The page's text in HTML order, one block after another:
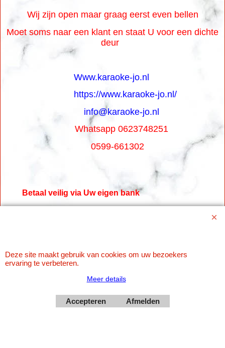
Wij zijn open maar graag eerst even bellen
Moet soms naar een klant en staat U voor een dichte
deur
Www.karaoke-jo.nl
https://www.karaoke-jo.nl/
info@karaoke-jo.nl
Whatsapp 0623748251
0599-661302
Betaal veilig via Uw eigen bank
Deze site maakt gebruik van cookies om uw bezoekers
ervaring te verbeteren.
Meer details
Accepteren Afmelden